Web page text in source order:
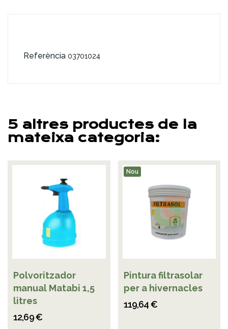
Referència 03701024
5 altres productes de la
mateixa categoria:
Polvoritzador
manual Matabi 1,5
litres
12,69 €
Nou
Pintura filtrasolar
per a hivernacles
119,64 €